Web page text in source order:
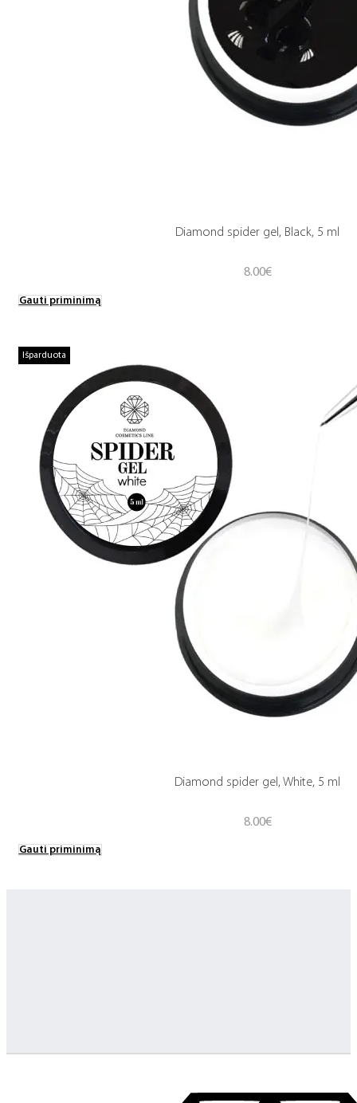
Diamond spider gel, Black, 5 ml
8.00€
Gauti priminimą
Išparduota
Diamond spider gel, White, 5 ml
8.00€
Gauti priminimą